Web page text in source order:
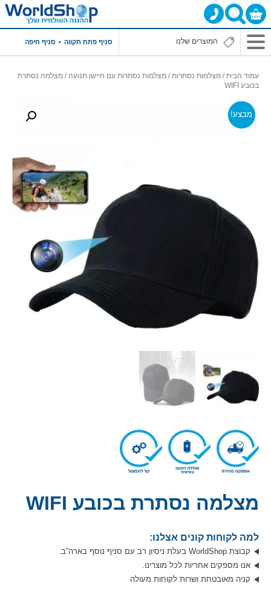
סניף פתח תקווה סניף חיפה
עמוד הבית/ מצלמות נסתרות/ מצלמות נסתרות עם חיישן תנועה / מצלמה נסתרת
בכובע WIFI
מבצע!
מצלמה נסתרת בכובע WIFI
למה לקוחות קונים אצלנו:
קבוצת WorldShop בעלת ניסיון רב עם סניף נוסף בארה”ב.
אנו מספקים אחריות לכל מוצרינו.
קניה מאובטחת ושרות לקוחות מעולה